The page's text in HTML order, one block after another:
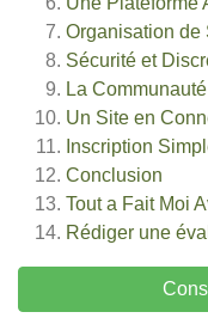
Organisation de
Sécurité et
La
Un Site en
Inscription
Conclusion
Tout a Fait Moi
Rédiger une